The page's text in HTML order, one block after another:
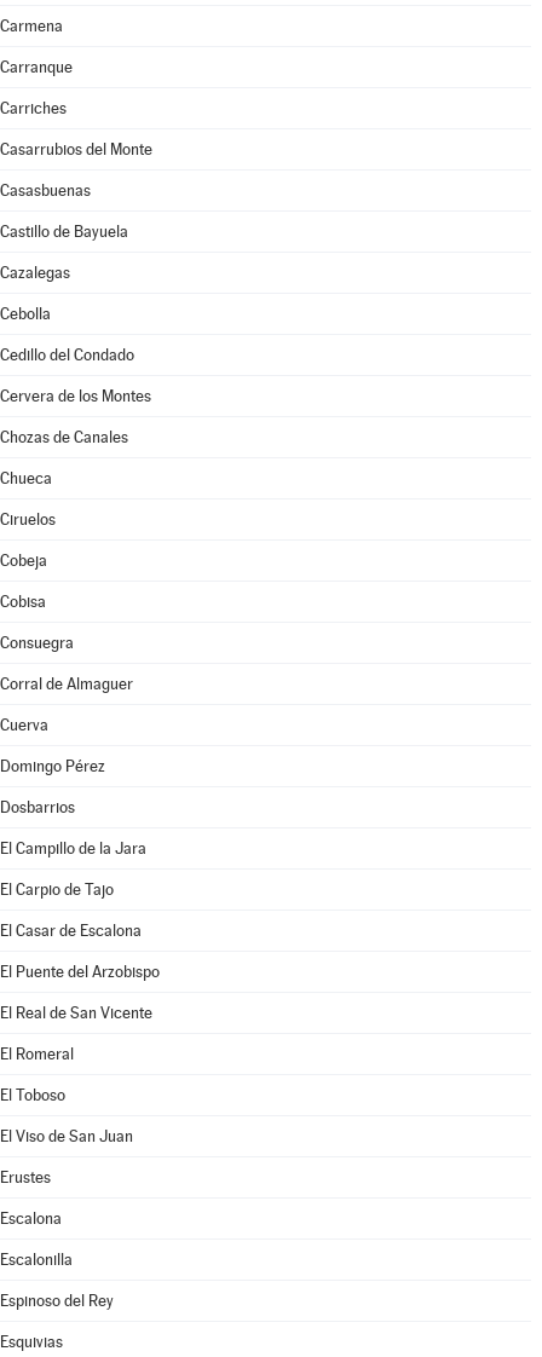
Carmena
Carranque
Carriches
Casarrubios del Monte
Casasbuenas
Castillo de Bayuela
Cazalegas
Cebolla
Cedillo del Condado
Cervera de los Montes
Chozas de Canales
Chueca
Ciruelos
Cobeja
Cobisa
Consuegra
Corral de Almaguer
Cuerva
Domingo Pérez
Dosbarrios
El Campillo de la Jara
El Carpio de Tajo
El Casar de Escalona
El Puente del Arzobispo
El Real de San Vicente
El Romeral
El Toboso
El Viso de San Juan
Erustes
Escalona
Escalonilla
Espinoso del Rey
Esquivias